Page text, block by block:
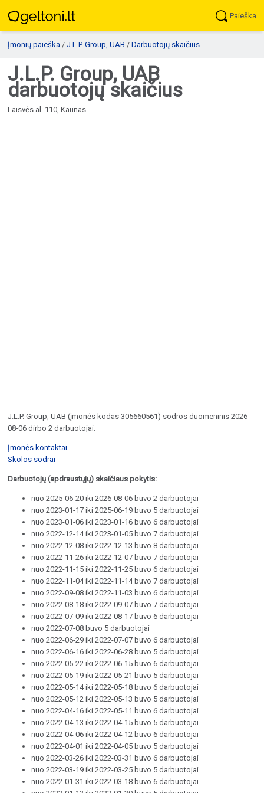
Paieška
Įmonių paieška / J.L.P. Group, UAB / Darbuotojų skaičius
J.L.P. Group, UAB
darbuotojų skaičius
Laisvės al. 110, Kaunas
J.L.P. Group, UAB (įmonės kodas 305660561) sodros duomeninis 2026-
08-06 dirbo 2 darbuotojai.
Įmonės kontaktai
Skolos sodrai
Darbuotojų (apdraustųjų) skaičiaus pokytis:
nuo 2025-06-20 iki 2026-08-06 buvo 2 darbuotojai
nuo 2023-01-17 iki 2025-06-19 buvo 5 darbuotojai
nuo 2023-01-06 iki 2023-01-16 buvo 6 darbuotojai
nuo 2022-12-14 iki 2023-01-05 buvo 7 darbuotojai
nuo 2022-12-08 iki 2022-12-13 buvo 8 darbuotojai
nuo 2022-11-26 iki 2022-12-07 buvo 7 darbuotojai
nuo 2022-11-15 iki 2022-11-25 buvo 6 darbuotojai
nuo 2022-11-04 iki 2022-11-14 buvo 7 darbuotojai
nuo 2022-09-08 iki 2022-11-03 buvo 6 darbuotojai
nuo 2022-08-18 iki 2022-09-07 buvo 7 darbuotojai
nuo 2022-07-09 iki 2022-08-17 buvo 6 darbuotojai
nuo 2022-07-08 buvo 5 darbuotojai
nuo 2022-06-29 iki 2022-07-07 buvo 6 darbuotojai
nuo 2022-06-16 iki 2022-06-28 buvo 5 darbuotojai
nuo 2022-05-22 iki 2022-06-15 buvo 6 darbuotojai
nuo 2022-05-19 iki 2022-05-21 buvo 5 darbuotojai
nuo 2022-05-14 iki 2022-05-18 buvo 6 darbuotojai
nuo 2022-05-12 iki 2022-05-13 buvo 5 darbuotojai
nuo 2022-04-16 iki 2022-05-11 buvo 6 darbuotojai
nuo 2022-04-13 iki 2022-04-15 buvo 5 darbuotojai
nuo 2022-04-06 iki 2022-04-12 buvo 6 darbuotojai
nuo 2022-04-01 iki 2022-04-05 buvo 5 darbuotojai
nuo 2022-03-26 iki 2022-03-31 buvo 6 darbuotojai
nuo 2022-03-19 iki 2022-03-25 buvo 5 darbuotojai
nuo 2022-01-31 iki 2022-03-18 buvo 6 darbuotojai